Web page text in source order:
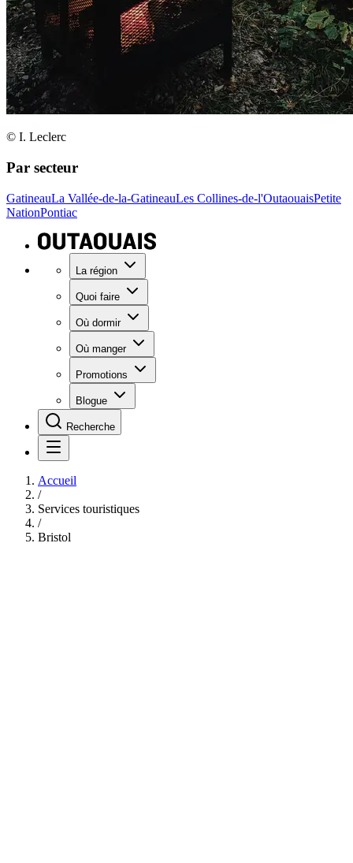
© I. Leclerc
Par secteur
GatineauLa Vallée-de-la-GatineauLes Collines-de-l'OutaouaisPetite
NationPontiac
La région
Quoi faire
Où dormir
Où manger
Promotions
Blogue
Recherche
Accueil
/
Services touristiques
/
Bristol